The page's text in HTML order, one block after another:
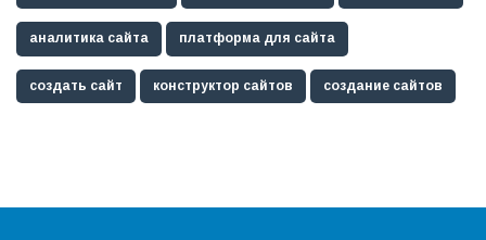
аналитика сайта платформа для сайта
создать сайт конструктор сайтов создание сайтов